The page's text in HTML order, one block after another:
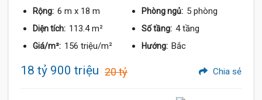
Rộng: 6 m x 18 m Phòng ngủ: 5 phòng
Diện tích: 113.4 m² Số tầng: 4 tầng
Giá/m²: 156 triệu/m² Hướng: Bắc
18 tỷ 900 triệu 20 tỷ Chia sẻ